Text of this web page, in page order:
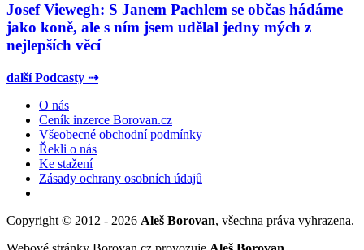
Josef Viewegh: S Janem Pachlem se občas hádáme
jako koně, ale s ním jsem udělal jedny mých z
nejlepších věcí
další Podcasty ⇢
O nás
Ceník inzerce Borovan.cz
Všeobecné obchodní podmínky
Řekli o nás
Ke stažení
Zásady ochrany osobních údajů
Copyright © 2012 - 2026 Aleš Borovan, všechna práva vyhrazena.